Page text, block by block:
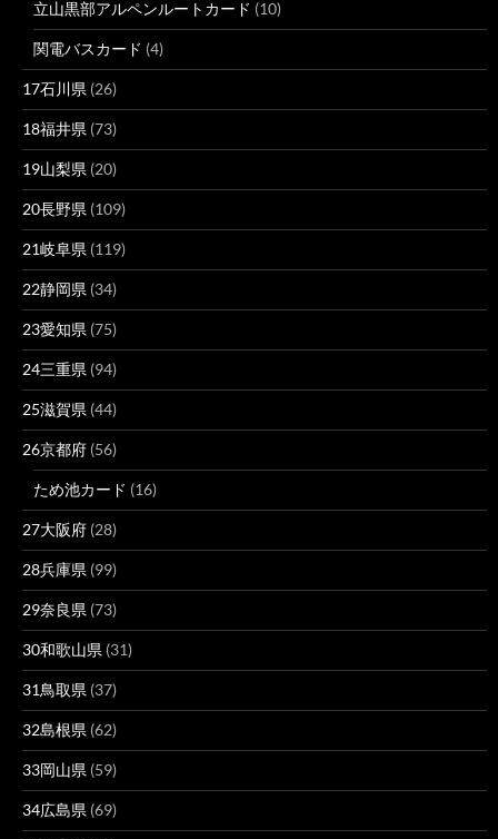
立山黒部アルペンルートカード (10)
関電バスカード (4)
17石川県 (26)
18福井県 (73)
19山梨県 (20)
20長野県 (109)
21岐阜県 (119)
22静岡県 (34)
23愛知県 (75)
24三重県 (94)
25滋賀県 (44)
26京都府 (56)
ため池カード (16)
27大阪府 (28)
28兵庫県 (99)
29奈良県 (73)
30和歌山県 (31)
31鳥取県 (37)
32島根県 (62)
33岡山県 (59)
34広島県 (69)